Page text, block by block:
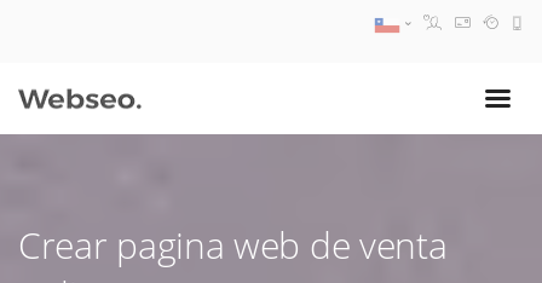
Crear pagina web de venta
09:30 AM A 18:30 PM